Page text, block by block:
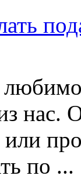
нас.
по ...